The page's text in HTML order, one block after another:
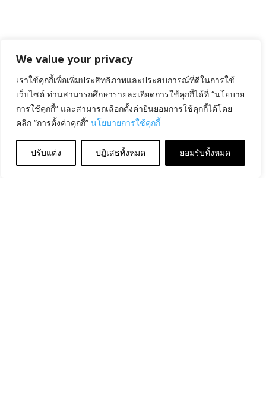
We value your privacy
เราใช้คุกกี้เพื่อเพิ่มประสิทธิภาพและประสบการณ์ที่ดีในการใช้
เว็บไซต์ ท่านสามารถศึกษารายละเอียดการใช้คุกกี้ได้ที่ “นโยบาย
การใช้คุกกี้” และสามารถเลือกตั้งค่ายินยอมการใช้คุกกี้ได้โดย
คลิก “การตั้งค่าคุกกี้” นโยบายการใช้คุกกี้
ปรับแต่ง ปฏิเสธทั้งหมด ยอมรับทั้งหมด